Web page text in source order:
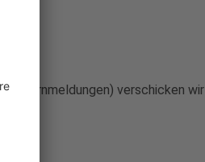
Warnmeldungen) verschicken wir